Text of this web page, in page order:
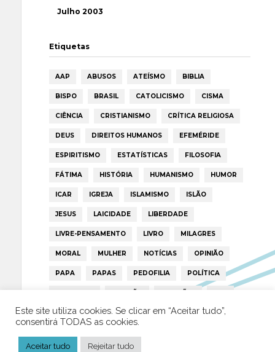
Julho 2003
Etiquetas
AAP ABUSOS ATEÍSMO BIBLIA
BISPO BRASIL CATOLICISMO CISMA
CIÊNCIA CRISTIANISMO CRÍTICA RELIGIOSA
DEUS DIREITOS HUMANOS EFEMÉRIDE
ESPIRITISMO ESTATÍSTICAS FILOSOFIA
FÁTIMA HISTÓRIA HUMANISMO HUMOR
ICAR IGREJA ISLAMISMO ISLÃO
JESUS LAICIDADE LIBERDADE
LIVRE-PENSAMENTO LIVRO MILAGRES
MORAL MULHER NOTÍCIAS OPINIÃO
PAPA PAPAS PEDOFILIA POLÍTICA
PORTUGAL RELIGIÃO RELIGIÕES RTP
TRUMP VATICANO
Este site utiliza cookies. Se clicar em “Aceitar tudo”,
consentirá TODAS as cookies.
Aceitar tudo Rejeitar tudo